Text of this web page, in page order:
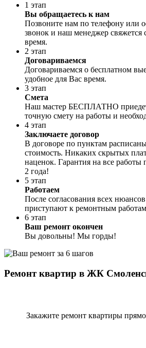
1 этап
Вы обращаетесь к нам
Позвоните нам по телефону или
звонок и наш менеджер
время.
2 этап
Договариваемся
Договариваемся о бесплатном
удобное для Вас время.
3 этап
Смета
Наш мастер БЕСПЛАТНО
точную смету на работы и
4 этап
Заключаете договор
В договоре по пунктам
стоимость. Никаких скрытых
наценок. Гарантия на все работы
2 года!
5 этап
Работаем
После согласования всех
приступают к ремонтным
6 этап
Ваш ремонт окончен
Вы довольны! Мы горды!
Ремонт квартир в ЖК
Закажите ремонт квартиры